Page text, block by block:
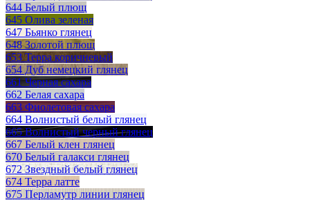
644 Белый плющ
645 Олива зеленая
647 Бьянко глянец
648 Золотой плющ
653 Терра коричневый
654 Дуб немецкий глянец
661 Черная сахара
662 Белая сахара
663 Фиолетовая сахара
664 Волнистый белый глянец
665 Волнистый черный глянец
667 Белый клен глянец
670 Белый галакси глянец
672 Звездный белый глянец
674 Терра латте
675 Перламутр линии глянец